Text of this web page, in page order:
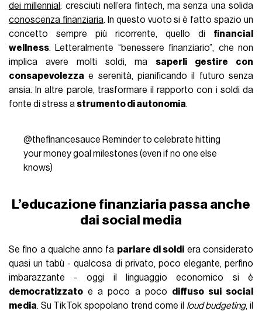
dei millennial: cresciuti nell’era fintech, ma senza una solida
conoscenza finanziaria. In questo vuoto si è fatto spazio un
concetto sempre più ricorrente, quello di financial
wellness. Letteralmente “benessere finanziario”, che non
implica avere molti soldi, ma saperli gestire con
consapevolezza e serenità, pianificando il futuro senza
ansia. In altre parole, trasformare il rapporto con i soldi da
fonte di stress a strumento di autonomia.
@thefinancesauce Reminder to celebrate hitting
your money goal milestones (even if no one else
knows)
L’educazione finanziaria passa anche
dai social media
Se fino a qualche anno fa parlare di soldi era considerato
quasi un tabù - qualcosa di privato, poco elegante, perfino
imbarazzante - oggi il linguaggio economico si è
democratizzato e a poco a poco diffuso sui social
media. Su TikTok spopolano trend come il loud budgeting, il